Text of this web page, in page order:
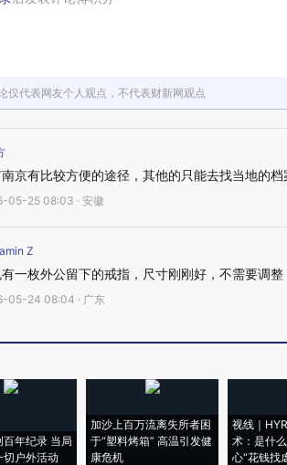
仅代表网友个人观点，不代表财新网观点
南京有比较方便的途径，其他的只能去找当地的档
05-25 08:03 · 安徽
Z
一枚外公留下的戒指，尺寸刚刚好，不需要调
05-24 08:04 · 广东
年纪录 当局
切户外活动
加沙上百万流离失所者困
于“塑料烤箱” 高温引发健
康危机
视线｜
术：是什
心“花钱找